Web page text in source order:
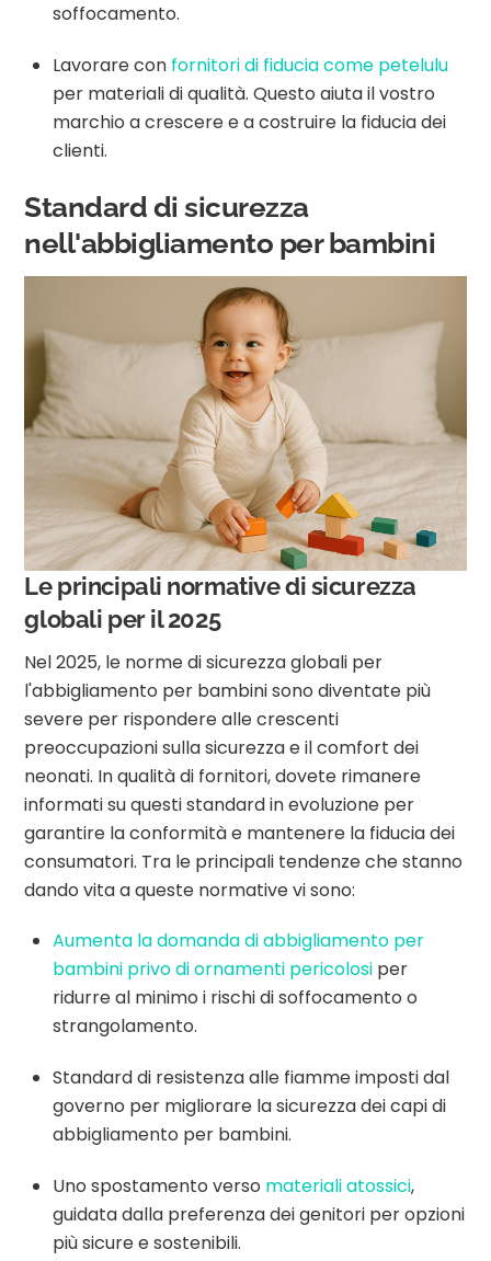
soffocamento.
Lavorare con fornitori di fiducia come petelulu
per materiali di qualità. Questo aiuta il vostro
marchio a crescere e a costruire la fiducia dei
clienti.
Standard di sicurezza
nell'abbigliamento per bambini
Le principali normative di sicurezza
globali per il 2025
Nel 2025, le norme di sicurezza globali per
l'abbigliamento per bambini sono diventate più
severe per rispondere alle crescenti
preoccupazioni sulla sicurezza e il comfort dei
neonati. In qualità di fornitori, dovete rimanere
informati su questi standard in evoluzione per
garantire la conformità e mantenere la fiducia dei
consumatori. Tra le principali tendenze che stanno
dando vita a queste normative vi sono:
Aumenta la domanda di abbigliamento per
bambini privo di ornamenti pericolosi per
ridurre al minimo i rischi di soffocamento o
strangolamento.
Standard di resistenza alle fiamme imposti dal
governo per migliorare la sicurezza dei capi di
abbigliamento per bambini.
Uno spostamento verso materiali atossici,
guidata dalla preferenza dei genitori per opzioni
più sicure e sostenibili.